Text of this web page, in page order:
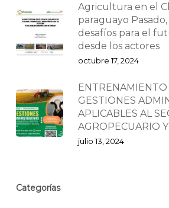
Agricultura en el
paraguayo
desafíos para el
desde los actores
octubre 17, 2024
ENTRENAMIENTO
GESTIONES
APLICABLES AL
AGROPECUARIO Y
julio 13, 2024
Categorías